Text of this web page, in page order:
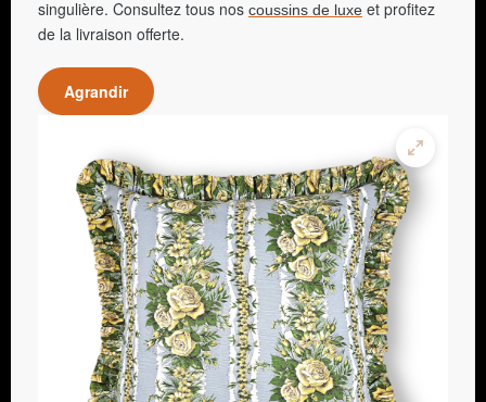
singulière. Consultez tous nos coussins de luxe et profitez
de la livraison offerte.
Agrandir